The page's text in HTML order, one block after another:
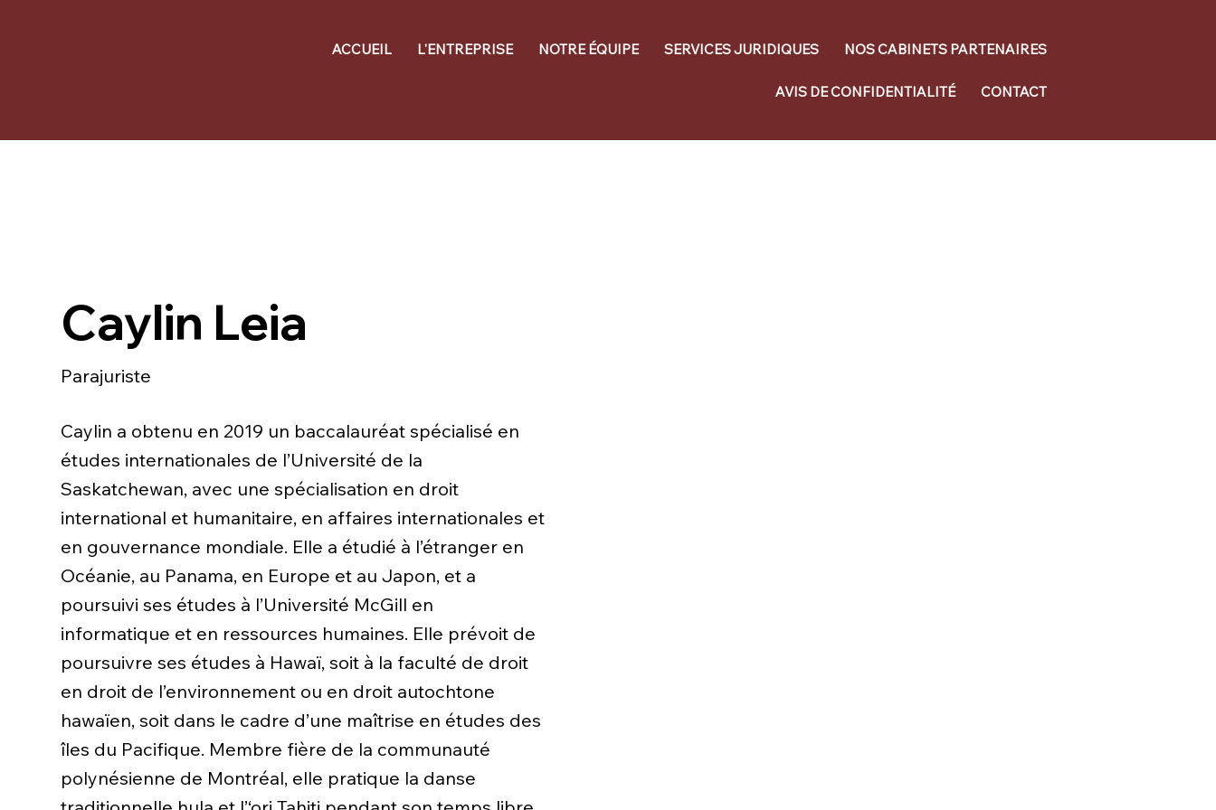
ACCUEIL L'ENTREPRISE NOTRE ÉQUIPE SERVICES JURIDIQUES NOS CABINETS PARTENAIRES
AVIS DE CONFIDENTIALITÉ CONTACT
Caylin Leia
Parajuriste
Caylin a obtenu en 2019 un baccalauréat spécialisé en
études internationales de l’Université de la
Saskatchewan, avec une spécialisation en droit
international et humanitaire, en affaires internationales et
en gouvernance mondiale. Elle a étudié à l’étranger en
Océanie, au Panama, en Europe et au Japon, et a
poursuivi ses études à l’Université McGill en
informatique et en ressources humaines. Elle prévoit de
poursuivre ses études à Hawaï, soit à la faculté de droit
en droit de l’environnement ou en droit autochtone
hawaïen, soit dans le cadre d’une maîtrise en études des
îles du Pacifique. Membre fière de la communauté
polynésienne de Montréal, elle pratique la danse